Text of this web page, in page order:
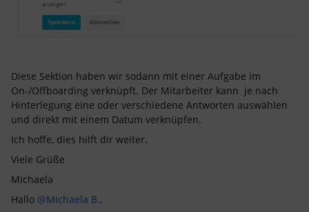
Diese Sektion haben wir sodann mit einer Aufgabe im
On-/Offboarding verknüpft. Der Mitarbeiter kann je nach
Hinterlegung eine oder verschiedene Antworten auswählen
und direkt mit einem Datum verknüpfen.
Ich hoffe, dies hilft dir weiter.
Viele Grüße
Michaela
Hallo @Michaela B.,